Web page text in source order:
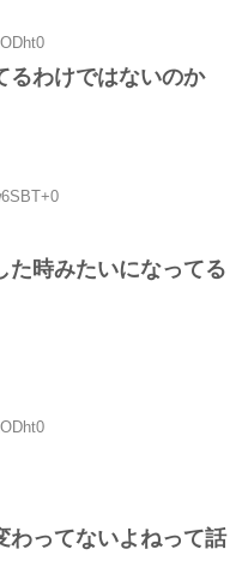
るわけではないのか
た時みたいになってる
わってないよねって話